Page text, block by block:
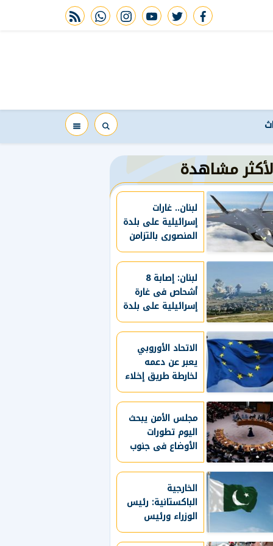
facebook
twitter
youtube
instagram
whatsapp
rss feed
مشاهدة
لبنان.. غارات
إسرائيلية على بلدة
المنصورى بالتزامن
مع انتهاء مفاوضات
روما
لبنان: إصابة 8
أشحاص فى غارة
إسرائيلية على بلدة
برج الشمالي
الاتحاد الأوروبي
يعبر عن دعمه
لخارطة طريق إخلاء
غزة من السلاح
مجلس الأمن يبحث
اليوم تطورات
الأوضاع فى جنوب
السودان وسط
تصاعد العنف
الخارجية
الباكستانية: رئيس
الوزراء ورئيس
الأركان يزوران